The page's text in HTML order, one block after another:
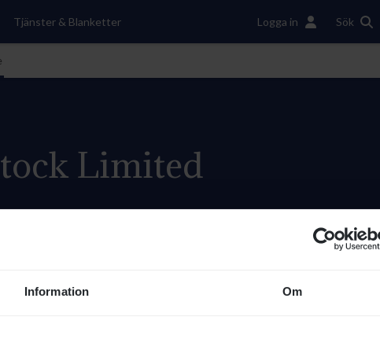
Information Om
Tjänster & Blanketter Logga in Sök
Limited